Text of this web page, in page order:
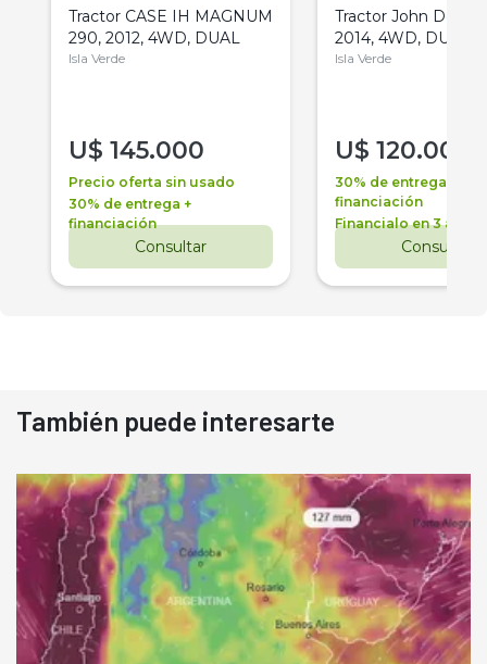
Tractor CASE IH MAGNUM
290, 2012, 4WD, DUAL
Isla Verde
U$ 145.000
Precio oferta sin usado
30% de entrega +
financiación
Consultar
Tractor John Deere
2014, 4WD, DUAL
Isla Verde
U$ 120.000
30% de entrega +
financiación
Financialo en 3 años
Consultar
También puede interesarte